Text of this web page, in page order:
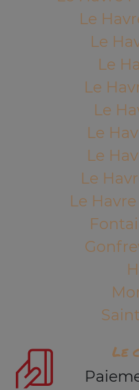
Le
Le
Le
Le
Le
Le
Le
Le
Le
Le